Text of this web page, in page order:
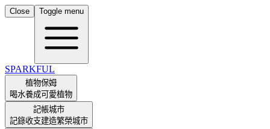
Close Toggle menu
SPARKFUL
植物保姆
喝水養成可愛植物
記帳城市
記錄收支建造繁榮城市